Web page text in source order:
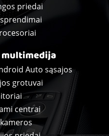
priedai
Auto sąsajos
grotuvai
centrai